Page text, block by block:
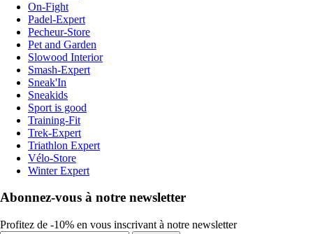
On-Fight
Padel-Expert
Pecheur-Store
Pet and Garden
Slowood Interior
Smash-Expert
Sneak'In
Sneakids
Sport is good
Training-Fit
Trek-Expert
Triathlon Expert
Vélo-Store
Winter Expert
Abonnez-vous à notre newsletter
Profitez de -10% en vous inscrivant à notre newsletter